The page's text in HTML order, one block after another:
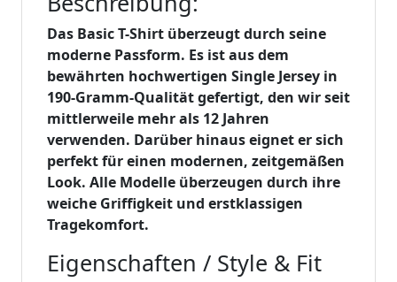
Das Basic T-Shirt überzeugt durch seine
moderne Passform. Es ist aus dem
bewährten hochwertigen Single Jersey in
190-Gramm-Qualität gefertigt, den wir seit
mittlerweile mehr als 12 Jahren
verwenden. Darüber hinaus eignet er sich
perfekt für einen modernen, zeitgemäßen
Look. Alle Modelle überzeugen durch ihre
weiche Griffigkeit und erstklassigen
Tragekomfort.
Eigenschaften / Style & Fit